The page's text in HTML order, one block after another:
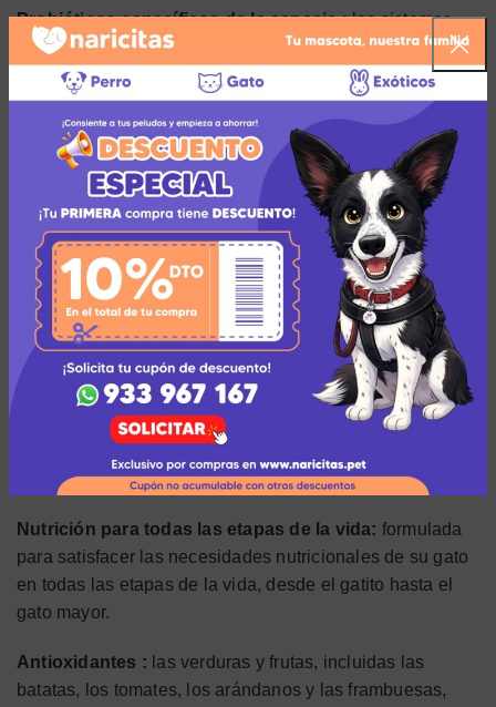
Probióticos específicos de la especie :los sistemas
digestivo e inmunológico saludables son vitales para la
salud general de su mascota. Nuestros probióticos
viables patentados se desarrollan específicamente para
gatos y se agregan después del proceso de cocción para
garantizar la viabilidad. Cada libra de Taste of the Wild
proporciona 80 millones de cultivos vivos y activos que
ayudan a mantener un sistema digestivo e inmunológico
saludable.
Mezcla de ácidos grasos omega : los niveles
equilibrados de ácidos grasos omega-6 y omega-3
trabajan juntos para mantener una piel sana y un pelaje
brillante.
este aminoácido esencial es beneficioso para
todos los gatos y ayuda a mantener el corazón y los ojos
sanos.
Nutrición para todas las etapas de la vida: formulada
para satisfacer las necesidades nutricionales de su gato
en todas las etapas de la vida, desde el gatito hasta el
gato mayor.
Antioxidantes : las verduras y frutas, incluidas las
batatas, los tomates, los arándanos y las frambuesas,